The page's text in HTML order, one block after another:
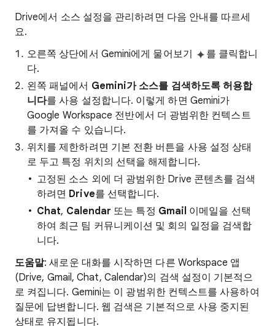
Drive에서 소스 설정을 관리하려면 다음 안내를 따르세
요.
오른쪽 상단에서 Gemini에게 물어보기
를 클릭합니
다.
왼쪽 패널에서 Gemini가 소스를 검색하도록 허용합
니다를 사용 설정합니다. 이렇게 하면 Gemini가
Google Workspace 전반에서 더 광범위한 컨텍스트
를 가져올 수 있습니다.
위치를 제한하려면 기본 전환 버튼을 사용 설정 상태
로 두고 특정 위치의 선택을 해제합니다.
고정된 소스 외에 더 광범위한 Drive 콘텐츠를 검색
하려면 Drive를 선택합니다.
Chat, Calendar 또는 특정 Gmail 이메일을 선택
하여 최근 팀 커뮤니케이션 및 회의 일정을 검색합
니다.
도움말: 새로운 대화를 시작하면 다른 Workspace 앱
(Drive, Gmail, Chat, Calendar)의 검색 설정이 기본적으
로 켜집니다. Gemini는 이 광범위한 컨텍스트를 사용하여
질문에 답변합니다. 웹 검색은 기본적으로 사용 중지된
상태로 유지됩니다.